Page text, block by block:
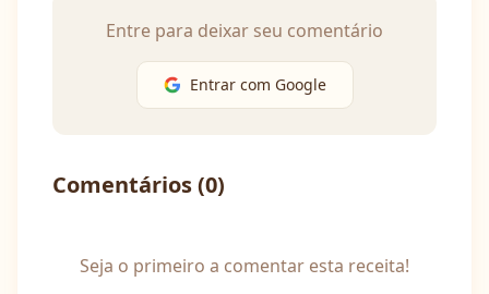
Entre para deixar seu comentário
Entrar com Google
Comentários (0)
Seja o primeiro a comentar esta receita!